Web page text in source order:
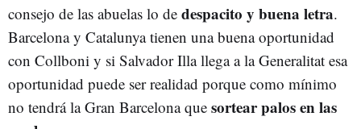
consejo de las abuelas lo de despacito y buena letra.
Barcelona y Catalunya tienen una buena oportunidad
con Collboni y si Salvador Illa llega a la Generalitat esa
oportunidad puede ser realidad porque como mínimo
no tendrá la Gran Barcelona que sortear palos en las